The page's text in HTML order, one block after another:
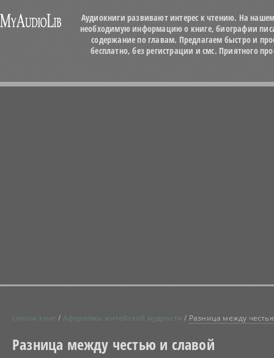
Аудиокниги развивают интерес к чтению. На
необходимую информацию о книге, биографии
содержание по главам. Предлагаем быстро и
бесплатно, без регистрации и смс. Приятного
список книг/ Афоризмы житейской мудрости / Разница между
Разница между честью и славой